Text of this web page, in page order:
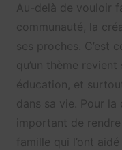
Au-delà de vouloir
communauté, la
ses proches. C’est
qu’un thème
éducation, et
dans sa vie. Pour la
important de
famille qui l’ont